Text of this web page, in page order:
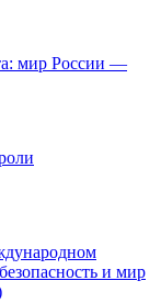
мир России —
и мир